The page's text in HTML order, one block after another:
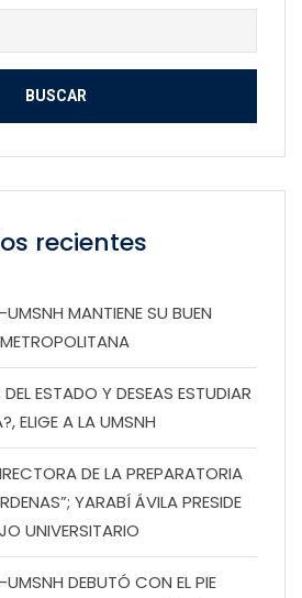
recientes
MANTIENE SU BUEN
ESTADO Y DESEAS ESTUDIAR
ELIGE A LA UMSNH
DE LA PREPARATORIA
YARABÍ ÁVILA PRESIDE
UNIVERSITARIO
DEBUTÓ CON EL PIE